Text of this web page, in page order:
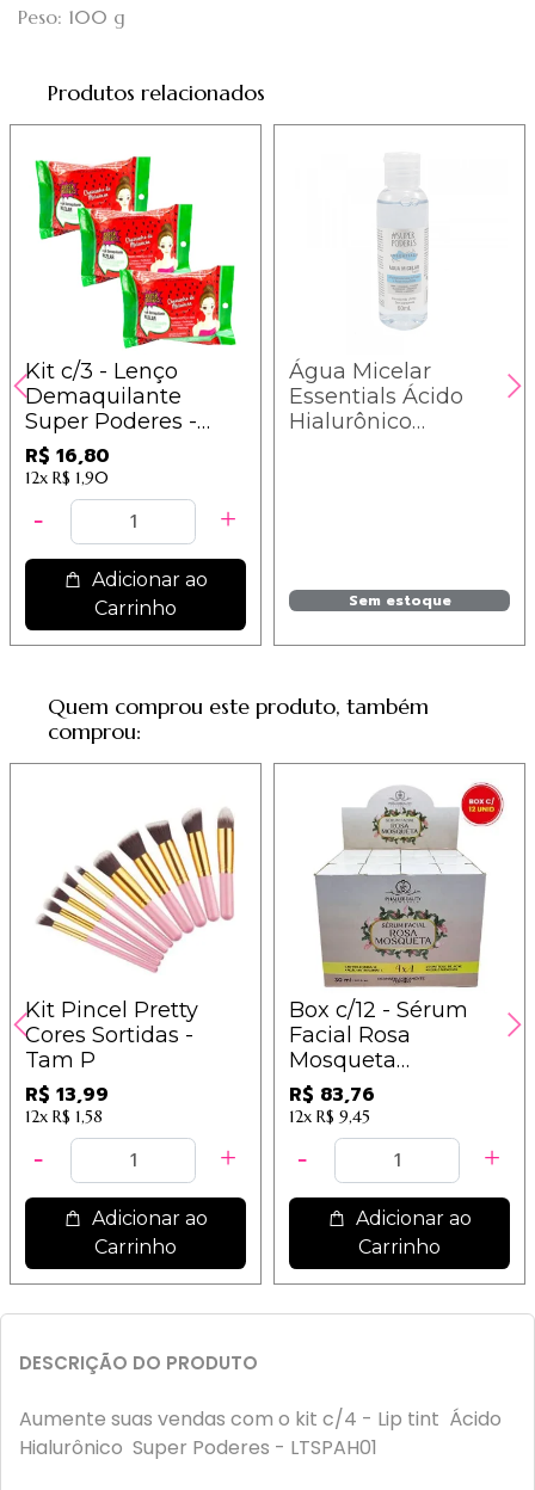
Peso: 100 g
Produtos relacionados
Kit c/3 - Lenço
Demaquilante
Super Poderes -
LDSP02 - Melancia /
5,60
R$ 16,80
12x R$ 1,90
Adicionar ao
Carrinho
Água Micelar
Essentials Ácido
Hialurônico
Sem estoque
Quem comprou este produto, também
comprou:
Kit Pincel Pretty
Cores Sortidas -
Tam P
R$ 13,99
12x R$ 1,58
Adicionar ao
Carrinho
Box c/12 - Sérum
Facial Rosa
Mosqueta
Phállebeauty
PH0559 / 6,98
R$ 83,76
12x R$ 9,45
Adicionar ao
Carrinho
DESCRIÇÃO DO PRODUTO
Aumente suas vendas com o kit c/4 - Lip tint Ácido
Hialurônico Super Poderes - LTSPAH01